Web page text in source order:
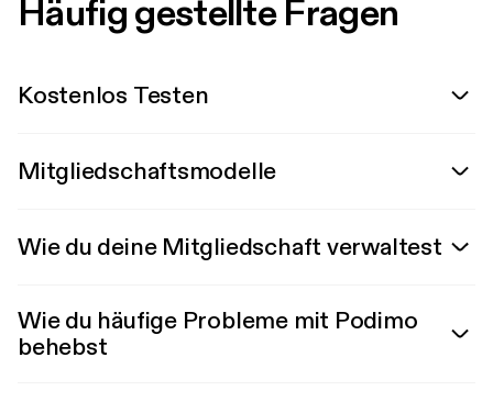
Häufig gestellte Fragen
Kostenlos Testen
Mitgliedschaftsmodelle
Wie du deine Mitgliedschaft verwaltest
Wie du häufige Probleme mit Podimo
behebst